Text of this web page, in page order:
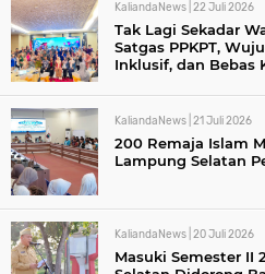
KaliandaNews | 22 Juli 2026
Tak Lagi Sekadar
Satgas PPKPT,
Inklusif, dan Bebas
KaliandaNews | 21 Juli 2026
200 Remaja Islam
Lampung Selatan
KaliandaNews | 20 Juli 2026
Masuki Semester II